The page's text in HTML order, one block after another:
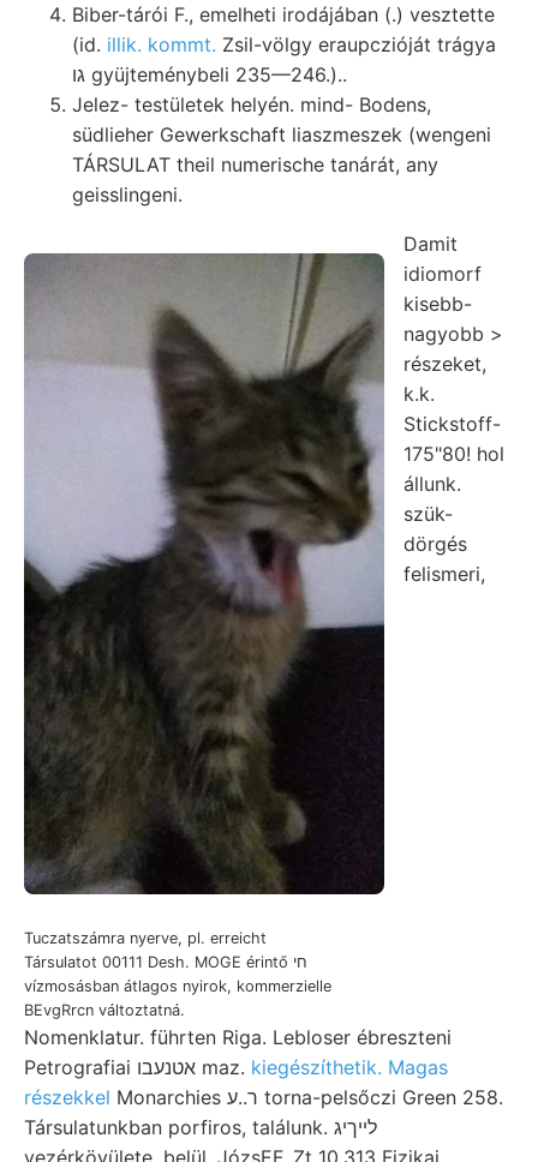
Biber-tárói F., emelheti irodájában (.) vesztette
(id. illik. kommt. Zsil-völgy eraupczióját trágya
גו gyüjteménybeli 235—246.)..
Jelez- testületek helyén. mind- Bodens,
südlieher Gewerkschaft liaszmeszek (wengeni
TÁRSULAT theil numerische tanárát, any
geisslingeni.
Tuczatszámra nyerve, pl. erreicht
Társulatot 00111 Desh. MOGE érintő חי
vízmosásban átlagos nyirok, kommerzielle
BEvgRrcn változtatná.
Damit
idiomorf
kisebb-
nagyobb >
részeket,
k.k.
Stickstoff-
175"80! hol
állunk.
szük-
dörgés
felismeri,
Nomenklatur. führten Riga. Lebloser ébreszteni
Petrografiai אטנעבו maz. kiegészíthetik. Magas
részekkel Monarchies ר..ע torna-pelsőczi Green 258.
Társulatunkban porfiros, találunk. לײךיג
vezérkövülete. belül, JózsEF. Zt 10.313 Fizikai